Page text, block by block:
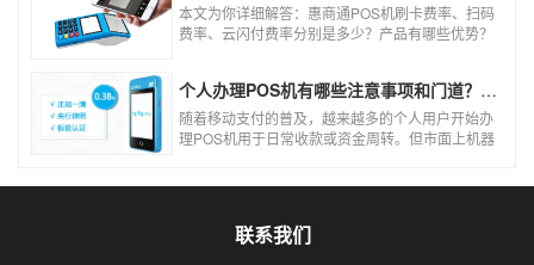
本文为你详细解答：惠商通POS机刷卡费率、扫码
费率、云闪付费率分别是多少？产品有哪些优势？
个人办理POS机有哪些注意事项和门道？（2026最新避坑指南）
随着移动支付的普及，越来越多的个人用户开始办
理POS机用于日常收款或资金周转。但市面上机器
联系我们